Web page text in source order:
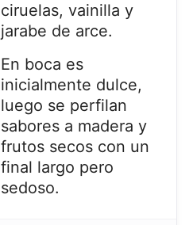
ciruelas, vainilla y
jarabe de arce.
En boca es
inicialmente dulce,
luego se perfilan
sabores a madera y
frutos secos con un
final largo pero
sedoso.